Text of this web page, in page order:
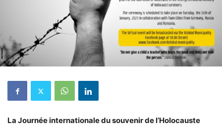
La Journée internationale du souvenir de l’Holocauste